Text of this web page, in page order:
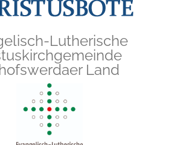
Lutherische
Land